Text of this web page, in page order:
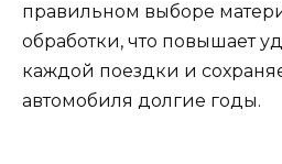
правильном выборе
обработки, что повышает
каждой поездки и
автомобиля долгие годы.